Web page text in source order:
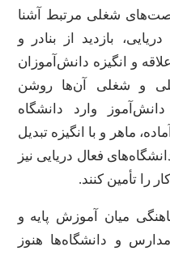
شغلی مرتبط آشنا
بازدید از بنادر و
و انگیزه دانش‌آموزان
و شغلی آن‌ها روشن
وارد دانشگاه
ماهر و با انگیزه تبدیل
فعال دریایی نیز
را تأمین کنند.
میان آموزش پایه و
و دانشگاه‌ها هنوز